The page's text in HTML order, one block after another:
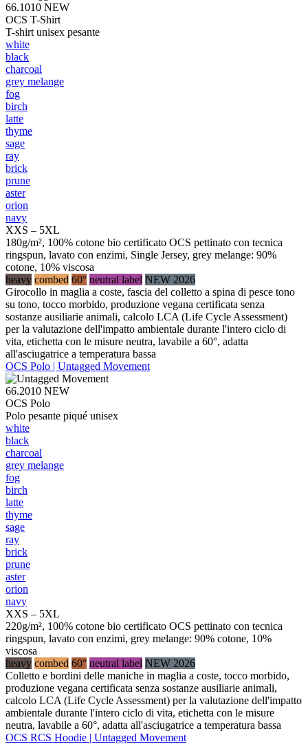
66.1010 NEW
OCS T-Shirt
T-shirt unisex pesante
white
black
charcoal
grey melange
fog
birch
latte
thyme
sage
ray
brick
prune
aster
orion
navy
XXS – 5XL
180g/m², 100% cotone bio certificato OCS pettinato con tecnica
ringspun, lavato con enzimi, Single Jersey, grey melange: 90%
cotone, 10% viscosa
heavy combed 60° neutral label NEW 2026
Girocollo in maglia a coste, fascia del colletto a spina di pesce tono
su tono, tocco morbido, produzione vegana certificata senza
sostanze ausiliarie animali, calcolo LCA (Life Cycle Assessment)
per la valutazione dell'impatto ambientale durante l'intero ciclo di
vita, etichetta con le misure neutra, lavabile a 60°, adatta
all'asciugatrice a temperatura bassa
OCS Polo | Untagged Movement
66.2010 NEW
OCS Polo
Polo pesante piqué unisex
white
black
charcoal
grey melange
fog
birch
latte
thyme
sage
ray
brick
prune
aster
orion
navy
XXS – 5XL
220g/m², 100% cotone bio certificato OCS pettinato con tecnica
ringspun, lavato con enzimi, grey melange: 90% cotone, 10%
viscosa
heavy combed 60° neutral label NEW 2026
Colletto e bordini delle maniche in maglia a coste, tocco morbido,
produzione vegana certificata senza sostanze ausiliarie animali,
calcolo LCA (Life Cycle Assessment) per la valutazione dell'impatto
ambientale durante l'intero ciclo di vita, etichetta con le misure
neutra, lavabile a 60°, adatta all'asciugatrice a temperatura bassa
OCS RCS Hoodie | Untagged Movement